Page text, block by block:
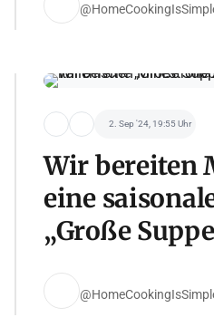
2. Sep '24, 19:55 Uhr
Wir bereiten
eine
„Große